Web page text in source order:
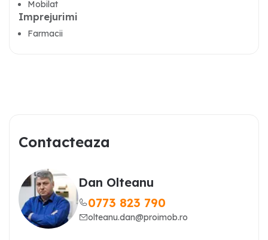
Mobilat
Imprejurimi
Farmacii
Contacteaza
Dan Olteanu
0773 823 790
olteanu.dan@proimob.ro